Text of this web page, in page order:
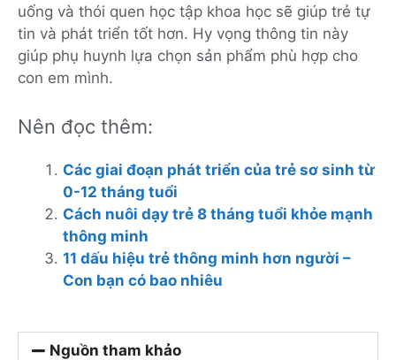
uống và thói quen học tập khoa học sẽ giúp trẻ tự
tin và phát triển tốt hơn. Hy vọng thông tin này
giúp phụ huynh lựa chọn sản phẩm phù hợp cho
con em mình.
Nên đọc thêm:
Các giai đoạn phát triển của trẻ sơ sinh từ
0-12 tháng tuổi
Cách nuôi dạy trẻ 8 tháng tuổi khỏe mạnh
thông minh
11 dấu hiệu trẻ thông minh hơn người –
Con bạn có bao nhiêu
Nguồn tham khảo